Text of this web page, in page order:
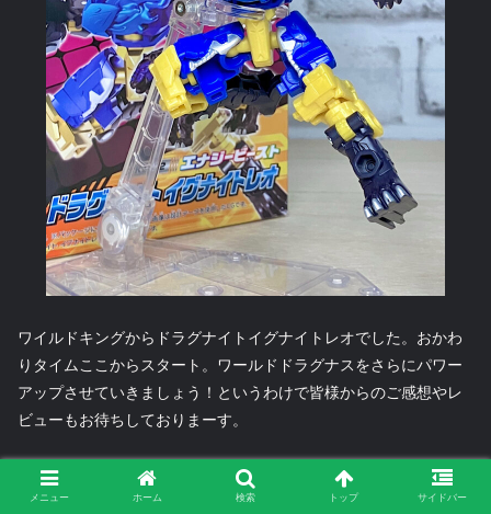
ワイルドキングからドラグナイトイグナイトレオでした。おかわ
りタイムここからスタート。ワールドドラグナスをさらにパワー
アップさせていきましょう！というわけで皆様からのご感想やレ
ビューもお待ちしておりまーす。
【国内ショップで探す（スポンサーリンク）】
メニュー ホーム 検索 トップ サイドバー